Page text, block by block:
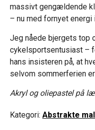
massivt gengældende
– nu med fornyet energi
Jeg nåede bjergets top
cykelsportsentusiast –
hans insisteren på, at
selvom sommerferien
Akryl og oliepastel på
Kategori: Abstrakte